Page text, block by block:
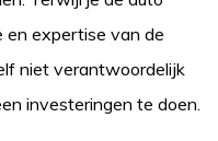
en expertise van de
niet verantwoordelijk
investeringen te doen.